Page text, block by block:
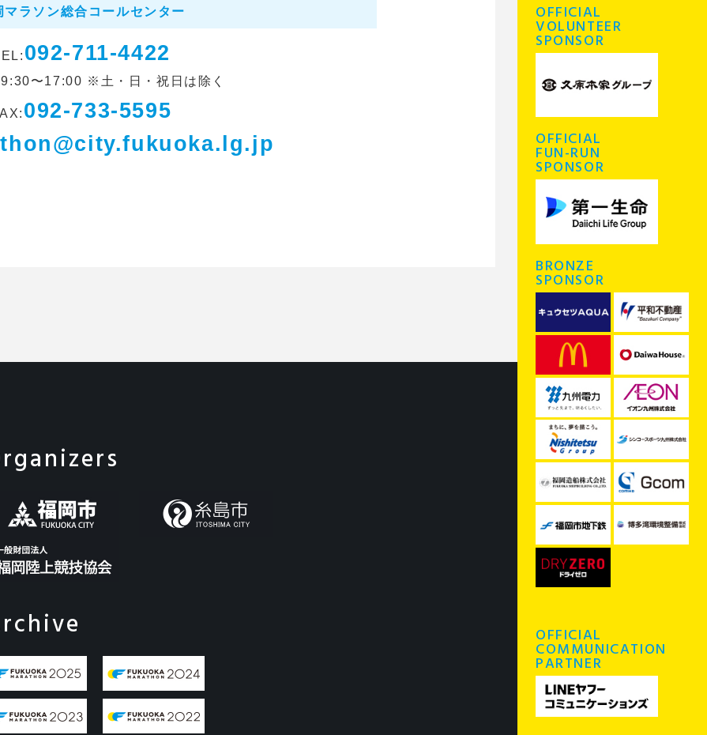
マラソン総合コールセンター
092-711-4422
〜17:00 ※土・日・祝日は除く
092-733-5595
OFFICIAL
VOLUNTEER
SPONSOR
OFFICIAL
FUN-RUN
SPONSOR
BRONZE
SPONSOR
OFFICIAL
COMMUNICATION
PARTNER